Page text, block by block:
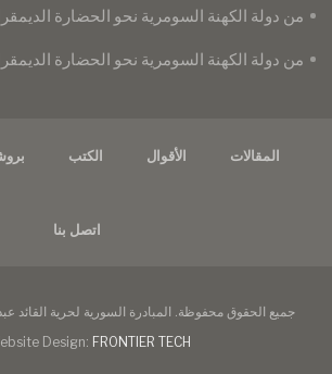
من دولة الكهنة السومرية نحو الحضارة
من دولة الكهنة السومرية نحو الحضارة
المقالات الأقوال الكتب
اتصل بنا
جميع الحقوق محفوظة. المبادرة السورية لحرية القائد
Design: FRONTIER TECH